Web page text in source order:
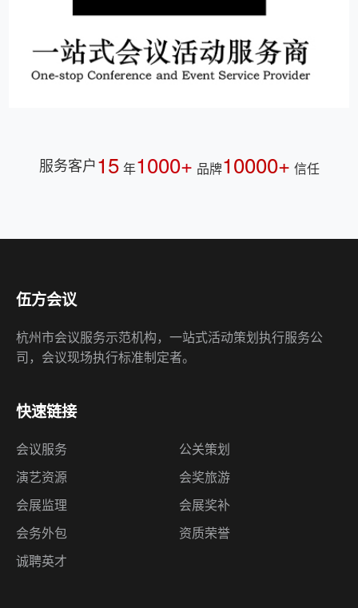
服务客户15 年1000+ 品牌10000+ 信任
伍方会议
杭州市会议服务示范机构，一站式活动策划执行服务公
司，会议现场执行标准制定者。
快速链接
会议服务
公关策划
演艺资源
会奖旅游
会展监理
会展奖补
会务外包
资质荣誉
诚聘英才